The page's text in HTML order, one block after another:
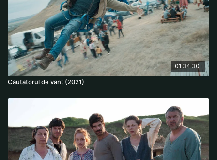
violent approach of the males in her family.
Regia: Alina Grigore
Cast: Ioana Chiţu, Mircea Postelnicu, Ilinca Neacşu, Mircea
Silaghi, Emil Măndănac, Vlad Ivanov, Ioana Flora
01:34:30
Căutătorul de vânt (2021)